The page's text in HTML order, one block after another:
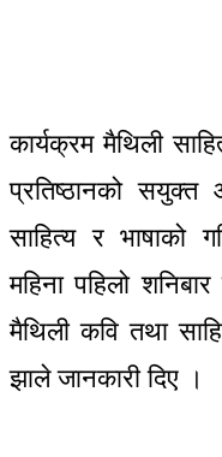
कार्यक्रम मैथिली
प्रतिष्ठानको
साहित्य र भाषाको
महिना पहिलो
मैथिली कवि तथा
झाले जानकारी दिए ।